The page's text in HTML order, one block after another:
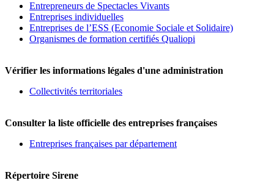
Entrepreneurs de Spectacles Vivants
Entreprises individuelles
Entreprises de l’ESS (Economie Sociale et Solidaire)
Organismes de formation certifiés Qualiopi
Vérifier les informations légales d'une administration
Collectivités territoriales
Consulter la liste officielle des entreprises françaises
Entreprises françaises par département
Répertoire Sirene